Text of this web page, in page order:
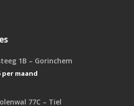
1B – Gorinchem
per maand
77C – Tiel